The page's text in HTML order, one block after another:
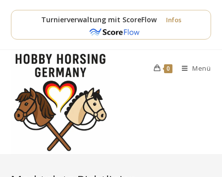
Inhalt
Turnierverwaltung mit ScoreFlow Infos
0 Menü